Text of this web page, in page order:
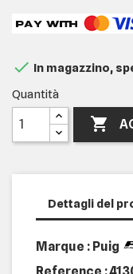
 In magazzino,
Quantità

Dettagli del
Marque : Puig
Reference :